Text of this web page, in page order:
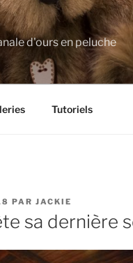
d'ours en peluche
Tutoriels
PAR JACKIE
sa dernière